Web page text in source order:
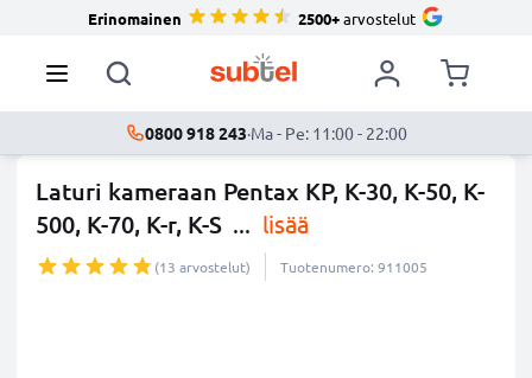
Erinomainen 2500+arvostelut
0800 918 243·Ma - Pe: 11:00 - 22:00
Laturi kameraan Pentax KP, K-30, K-50, K-
500, K-70, K-r, K-S ... lisää
(13 arvostelut) Tuotenumero: 911005